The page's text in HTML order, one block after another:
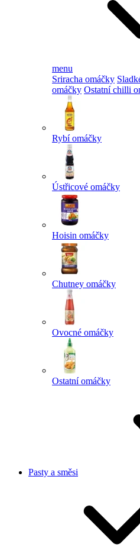
menu
Sriracha omáčky
omáčky Ostatní chilli
Rybí omáčky
Ústřicové omáčky
Hoisin omáčky
Chutney omáčky
Ovocné omáčky
Ostatní omáčky
Pasty a směsi